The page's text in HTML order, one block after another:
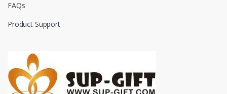
FAQs
Product Support